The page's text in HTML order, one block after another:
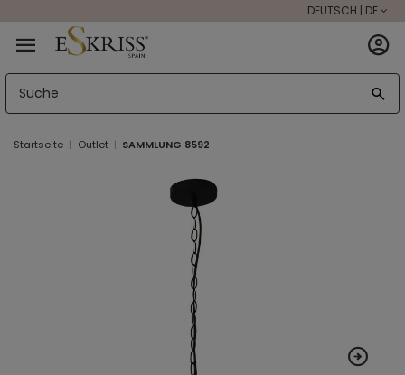
DEUTSCH | DE
Startseite Outlet SAMMLUNG 8592